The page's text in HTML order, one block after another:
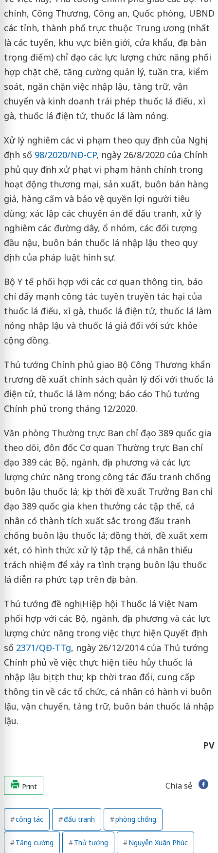
chính, Công Thương, Công an, Quốc phòng, UBND
các tỉnh, thành phố trực thuộc Trung ương (nhất
là các tuyến, khu vực biên giới, cửa khẩu, địa bàn
trọng điểm) chỉ đạo các lực lượng chức năng phối
hợp chặt chẽ, tăng cường quản lý, tuần tra, kiểm
soát, ngăn chặn việc nhập lậu, tàng trữ, vận
chuyển và kinh doanh trái phép thuốc lá điếu, xì
gà, thuốc lá điện tử, thuốc lá làm nóng.
Xử lý nghiêm các vi phạm theo quy định của Nghị
định số 98/2020/NĐ-CP, ngày 26/8/2020 của Chính
phủ quy định xử phạt vi phạm hành chính trong
hoạt động thương mại, sản xuất, buôn bán hàng
giả, hàng cấm và bảo vệ quyền lợi người tiêu
dùng; xác lập các chuyên án để đấu tranh, xử lý
nghiêm các đường dây, ổ nhóm, các đối tượng
đầu nậu, buôn bán thuốc lá nhập lậu theo quy
định của pháp luật hình sự.
Bộ Y tế phối hợp với các cơ quan thông tin, báo
chí đẩy mạnh công tác tuyên truyền tác hại của
thuốc lá điếu, xì gà, thuốc lá điện tử, thuốc lá làm
nóng nhập lậu và thuốc lá giả đối với sức khỏe
cộng đồng.
Thủ tướng Chính phủ giao Bộ Công Thương khẩn
trương đề xuất chính sách quản lý đối với thuốc lá
điện tử, thuốc lá làm nóng; báo cáo Thủ tướng
Chính phủ trong tháng 12/2020.
Văn phòng Thường trực Ban chỉ đạo 389 quốc gia
theo dõi, đôn đốc Cơ quan Thường trực Ban chỉ
đạo 389 các Bộ, ngành, địa phương và các lực
lượng chức năng trong công tác đấu tranh chống
buôn lậu thuốc lá; kịp thời đề xuất Trưởng Ban chỉ
đạo 389 quốc gia khen thưởng các tập thể, cá
nhân có thành tích xuất sắc trong đấu tranh
chống buôn lậu thuốc lá; đồng thời, đề xuất xem
xét, có hình thức xử lý tập thể, cá nhân thiếu
trách nhiệm để xảy ra tình trạng buôn lậu thuốc
lá diễn ra phức tạp trên địa bàn.
Thủ tướng đề nghị Hiệp hội Thuốc lá Việt Nam
phối hợp với các Bộ, ngành, địa phương và các lực
lượng chức năng trong việc thực hiện Quyết định
số 2371/QĐ-TTg, ngày 26/12/2014 của Thủ tướng
Chính phủ về việc thực hiện tiêu hủy thuốc lá
nhập lậu bị tịch thu; kịp thời trao đổi, cung cấp
thông tin về các tổ chức, cá nhân có hành vi buôn
lậu, vận chuyển, tàng trữ, buôn bán thuốc lá nhập
lậu.
PV
Print Chia sẻ
công tác đấu tranh phòng chống
Tăng cường Thủ tướng Nguyễn Xuân Phúc